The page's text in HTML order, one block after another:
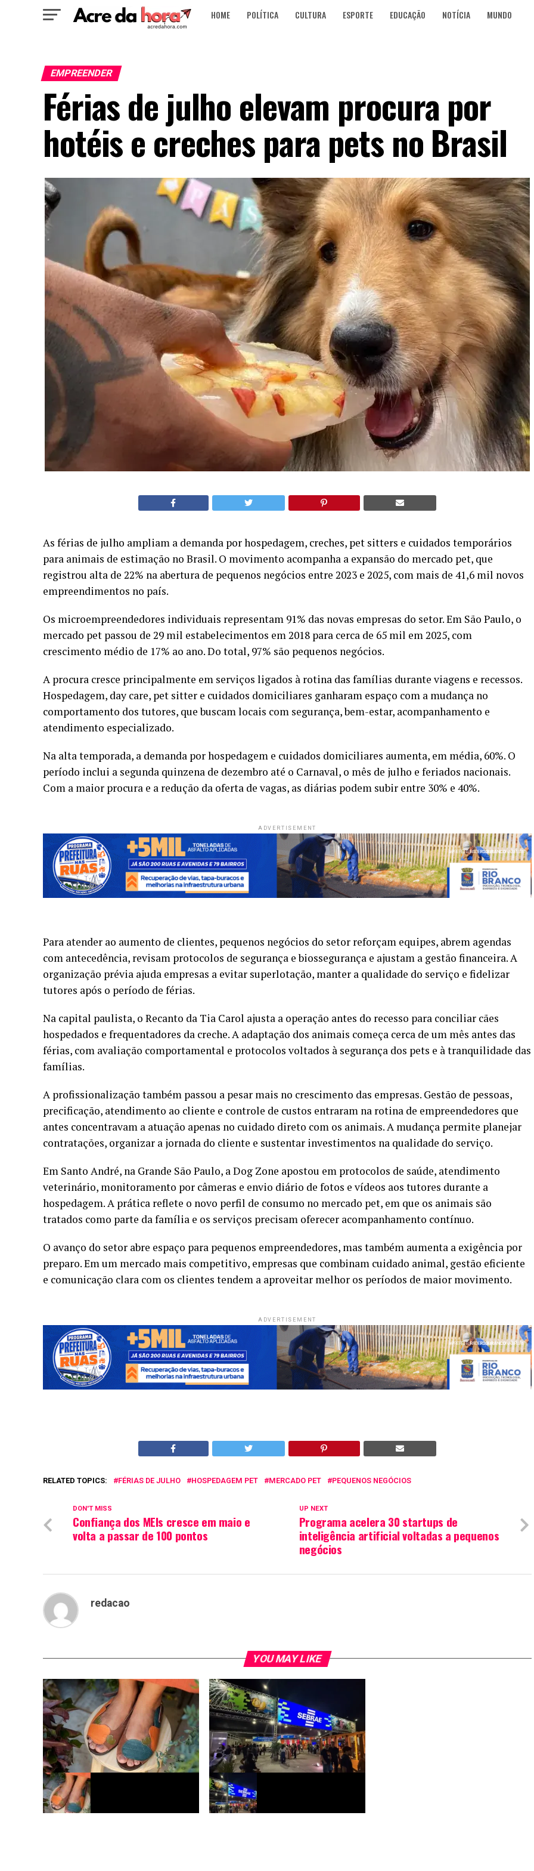
HOME POLÍTICA CULTURA ESPORTE EDUCAÇÃO NOTÍCIA MUNDO
EMPREENDER
Férias de julho elevam procura por
hotéis e creches para pets no Brasil
As férias de julho ampliam a demanda por hospedagem, creches, pet sitters e cuidados temporários
para animais de estimação no Brasil. O movimento acompanha a expansão do mercado pet, que
registrou alta de 22% na abertura de pequenos negócios entre 2023 e 2025, com mais de 41,6 mil novos
empreendimentos no país.
Os microempreendedores individuais representam 91% das novas empresas do setor. Em São Paulo, o
mercado pet passou de 29 mil estabelecimentos em 2018 para cerca de 65 mil em 2025, com
crescimento médio de 17% ao ano. Do total, 97% são pequenos negócios.
A procura cresce principalmente em serviços ligados à rotina das famílias durante viagens e recessos.
Hospedagem, day care, pet sitter e cuidados domiciliares ganharam espaço com a mudança no
comportamento dos tutores, que buscam locais com segurança, bem-estar, acompanhamento e
atendimento especializado.
Na alta temporada, a demanda por hospedagem e cuidados domiciliares aumenta, em média, 60%. O
período inclui a segunda quinzena de dezembro até o Carnaval, o mês de julho e feriados nacionais.
Com a maior procura e a redução da oferta de vagas, as diárias podem subir entre 30% e 40%.
ADVERTISEMENT
Para atender ao aumento de clientes, pequenos negócios do setor reforçam equipes, abrem agendas
com antecedência, revisam protocolos de segurança e biossegurança e ajustam a gestão financeira. A
organização prévia ajuda empresas a evitar superlotação, manter a qualidade do serviço e fidelizar
tutores após o período de férias.
Na capital paulista, o Recanto da Tia Carol ajusta a operação antes do recesso para conciliar cães
hospedados e frequentadores da creche. A adaptação dos animais começa cerca de um mês antes das
férias, com avaliação comportamental e protocolos voltados à segurança dos pets e à tranquilidade das
famílias.
A profissionalização também passou a pesar mais no crescimento das empresas. Gestão de pessoas,
precificação, atendimento ao cliente e controle de custos entraram na rotina de empreendedores que
antes concentravam a atuação apenas no cuidado direto com os animais. A mudança permite planejar
contratações, organizar a jornada do cliente e sustentar investimentos na qualidade do serviço.
Em Santo André, na Grande São Paulo, a Dog Zone apostou em protocolos de saúde, atendimento
veterinário, monitoramento por câmeras e envio diário de fotos e vídeos aos tutores durante a
hospedagem. A prática reflete o novo perfil de consumo no mercado pet, em que os animais são
tratados como parte da família e os serviços precisam oferecer acompanhamento contínuo.
O avanço do setor abre espaço para pequenos empreendedores, mas também aumenta a exigência por
preparo. Em um mercado mais competitivo, empresas que combinam cuidado animal, gestão eficiente
e comunicação clara com os clientes tendem a aproveitar melhor os períodos de maior movimento.
ADVERTISEMENT
RELATED TOPICS: FÉRIAS DE JULHO HOSPEDAGEM PET MERCADO PET PEQUENOS NEGÓCIOS
UP NEXT
Programa acelera 30 startups de
inteligência artificial voltadas a pequenos
negócios
DON'T MISS
Confiança dos MEIs cresce em maio e
volta a passar de 100 pontos
redacao
YOU MAY LIKE